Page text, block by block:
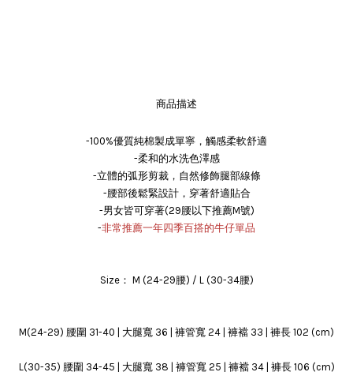
商品描述
-100%優質純棉製成單寧，觸感柔軟舒適
-柔和的水洗色澤感
-立體的弧形剪裁，自然修飾腿部線條
-腰部後鬆緊設計，穿著舒適貼合
-男女皆可穿著(29腰以下推薦M號)
-非常推薦一年四季百搭的牛仔單品
Size： M (24-29腰) / L (30-34腰)
M(24-29) 腰圍 31-40 | 大腿寬 36 | 褲管寬 24 | 褲襠 33 | 褲長 102 (cm)
L(30-35) 腰圍 34-45 | 大腿寬 38 | 褲管寬 25 | 褲襠 34 | 褲長 106 (cm)